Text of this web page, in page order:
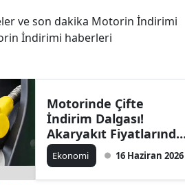
ve son dakika Motorin İndirimi
İndirimi haberleri
Motorinde Çifte
İndirim Dalgası!
Akaryakıt Fiyatlarında
Yeni Düşüş Sinyali
Ekonomi 16 Haziran 2026